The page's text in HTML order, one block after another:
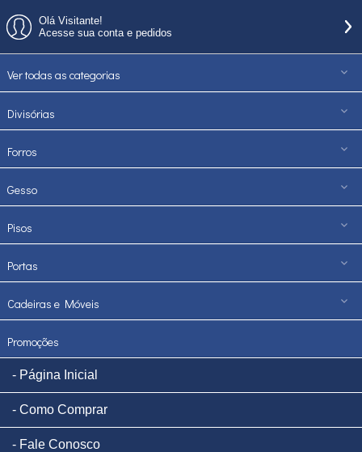
Olá Visitante!
Acesse sua conta e pedidos
Ver todas as categorias
Divisórias
Forros
Gesso
Pisos
Portas
Cadeiras e Móveis
Promoções
Página Inicial
Como Comprar
Fale Conosco